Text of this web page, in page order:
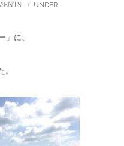
/ UNDER :
」に、